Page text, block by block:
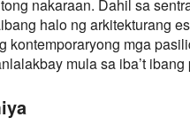
nakaraan. Dahil sa
halo ng arkitekturang
kontemporaryong mga
mula sa iba’t